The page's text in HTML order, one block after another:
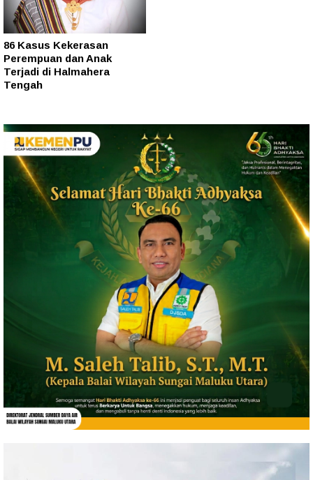
86 Kasus Kekerasan
Perempuan dan Anak
Terjadi di Halmahera
Tengah